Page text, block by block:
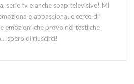
serie tv e anche soap televisive! Mi
e appassiona, e cerco di
emozioni che provo nei testi che
spero di riuscirci!